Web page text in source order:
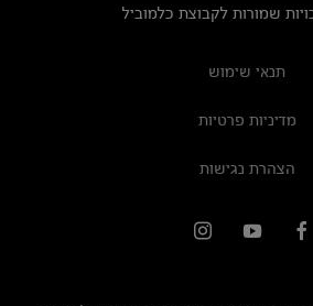
שמורות לקבוצת כלמוביל
תנאי שימוש
מדיניות פרטיות
הצהרת נגישות